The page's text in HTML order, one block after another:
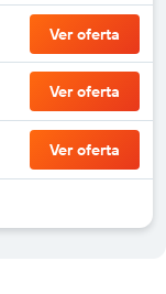
Ver oferta
Ver oferta
Ver oferta